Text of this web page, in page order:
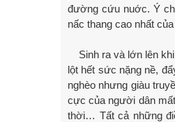
đường cứu nuớc. Ý
nấc thang cao nhất
Sinh ra và lớn lên
lột hết sức nặng nề,
nghèo nhưng giàu
cực của người dân
thời… Tất cả những